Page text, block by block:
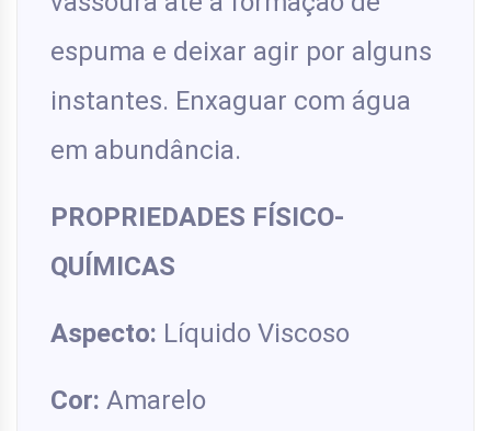
espuma e deixar agir por alguns
instantes. Enxaguar com água
em abundância.
PROPRIEDADES FÍSICO-
QUÍMICAS
Aspecto: Líquido Viscoso
Cor: Amarelo